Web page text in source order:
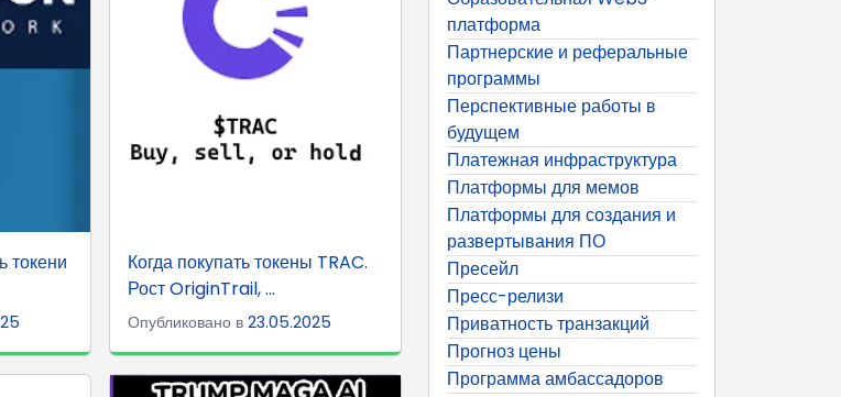
токени
Когда покупать токены TRAC.
Рост OriginTrail, ...
Опубликовано в 23.05.2025
платформа
Партнерские и реферальные
программы
Перспективные работы в
будущем
Платежная инфраструктура
Платформы для мемов
Платформы для создания и
развертывания ПО
Пресейл
Пресс-релизи
Приватность транзакций
Прогноз цены
Программа амбассадоров